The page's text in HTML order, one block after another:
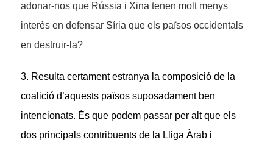
adonar-nos que Rússia i Xina tenen molt menys
interès en defensar Síria que els països occidentals
en destruir-la?
3. Resulta certament estranya la composició de la
coalició d’aquests països suposadament ben
intencionats. És que podem passar per alt que els
dos principals contribuents de la Lliga Àrab i